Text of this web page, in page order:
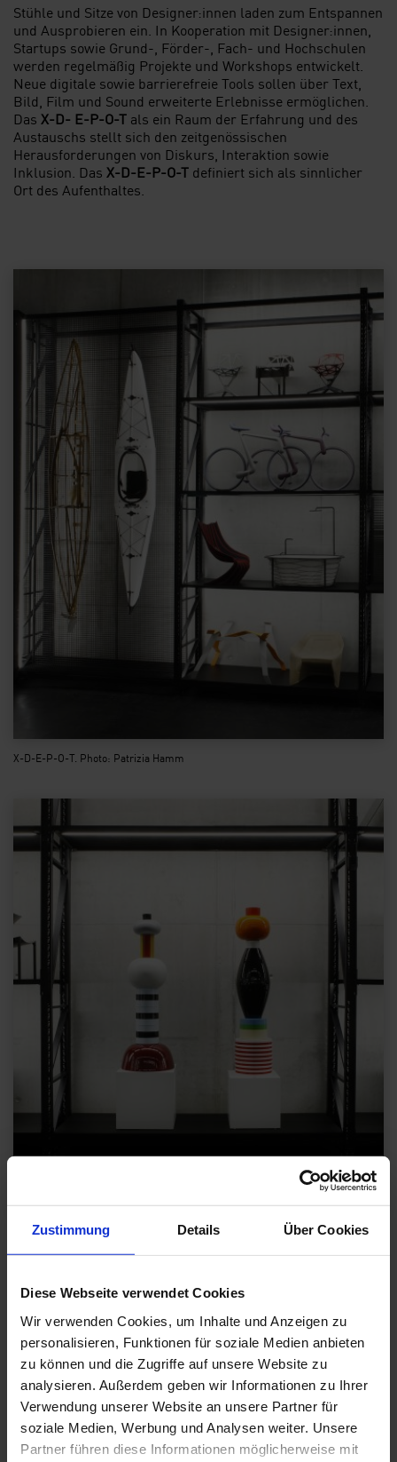
Zustimmung Details Über Cookies
Diese Webseite verwendet Cookies
Wir verwenden Cookies, um Inhalte und Anzeigen zu
personalisieren, Funktionen für soziale Medien anbieten
zu können und die Zugriffe auf unsere Website zu
analysieren. Außerdem geben wir Informationen zu Ihrer
Verwendung unserer Website an unsere Partner für
soziale Medien, Werbung und Analysen weiter. Unsere
Partner führen diese Informationen möglicherweise mit
Stühle und Sitze von Designer:innen laden zum Entspannen
und Ausprobieren ein. In Kooperation mit Designer:innen,
Startups sowie Grund-, Förder-, Fach- und Hochschulen
werden regelmäßig Projekte und Workshops entwickelt.
Neue digitale sowie barrierefreie Tools sollen über Text,
Bild, Film und Sound erweiterte Erlebnisse ermöglichen.
Das X-D- E-P-O-T als ein Raum der Erfahrung und des
Austauschs stellt sich den zeitgenössischen
Herausforderungen von Diskurs, Interaktion sowie
Inklusion. Das X-D-E-P-O-T definiert sich als sinnlicher
Ort des Aufenthaltes.
X-D-E-P-O-T. Photo: Patrizia Hamm
X-D-E-P-O-T. Photo: Patrizia Hamm
FAKTOR X
Der Name des RaumesX-D-E-P-O-T erinnert noch an den
ursprünglich mit „Schaudepot“ bezeichneten Ort. Während
ein Schaudepot im ursprünglichen Sinne einen Depotraum
eines Museums für die Öffentlichkeit zugänglich macht,
will dasX-D-E-P-O-Tein multipler Ort sein.
Das X als Faktor X kann vielfältig mit Wörtern belegt
werden und mit dem Wort „Depot“ ein Kompositum bilden.